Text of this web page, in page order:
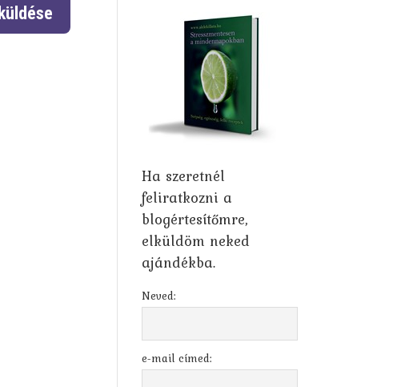
Ha szeretnél
feliratkozni a
blogértesítőmre,
elküldöm neked
ajándékba.
Neved:
e-mail címed: